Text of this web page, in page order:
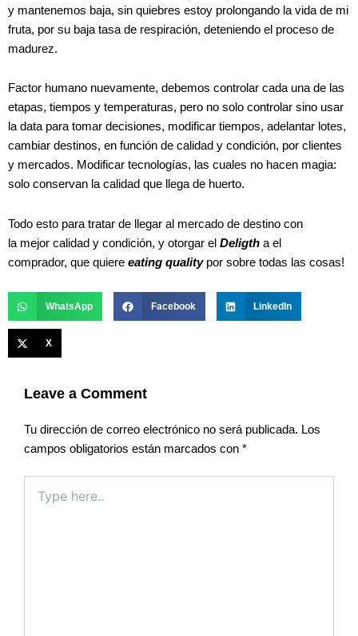
y mantenemos baja, sin quiebres estoy prolongando la vida de mi
fruta, por su baja tasa de respiración, deteniendo el proceso de
madurez.
Factor humano nuevamente, debemos controlar cada una de las
etapas, tiempos y temperaturas, pero no solo controlar sino usar
la data para tomar decisiones, modificar tiempos, adelantar lotes,
cambiar destinos, en función de calidad y condición, por clientes
y mercados. Modificar tecnologías, las cuales no hacen magia:
solo conservan la calidad que llega de huerto.
Todo esto para tratar de llegar al mercado de destino con
la mejor calidad y condición, y otorgar el Deligth a el
comprador, que quiere eating qualitypor sobre todas las cosas!
WhatsApp Facebook LinkedIn
X
Leave a Comment
Tu dirección de correo electrónico no será publicada. Los
campos obligatorios están marcados con *
here..